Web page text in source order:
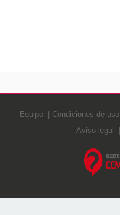
Equipo Condiciones de uso
Aviso legal